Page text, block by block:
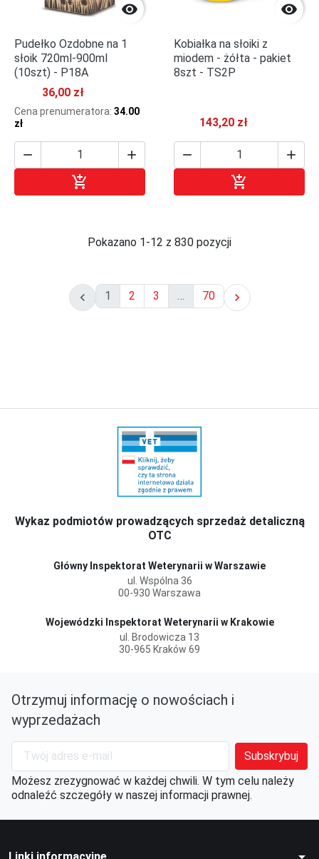

Pudełko Ozdobne na 1
słoik 720ml-900ml
(10szt) - P18A
36,00 zł
Cena prenumeratora: 34.00
zł
 


Kobiałka na słoiki z
miodem - żółta - pakiet
8szt - TS2P
143,20 zł
 

Pokazano 1-12 z 830 pozycji
 1 2 3 … 70 
Wykaz podmiotów prowadzących sprzedaż detaliczną
OTC
Główny Inspektorat Weterynarii w Warszawie
ul. Wspólna 36
00-930 Warszawa
Wojewódzki Inspektorat Weterynarii w Krakowie
ul. Brodowicza 13
30-965 Kraków 69
Otrzymuj informację o nowościach i
wyprzedażach
Możesz zrezygnować w każdej chwili. W tym celu należy
odnaleźć szczegóły w naszej informacji prawnej.